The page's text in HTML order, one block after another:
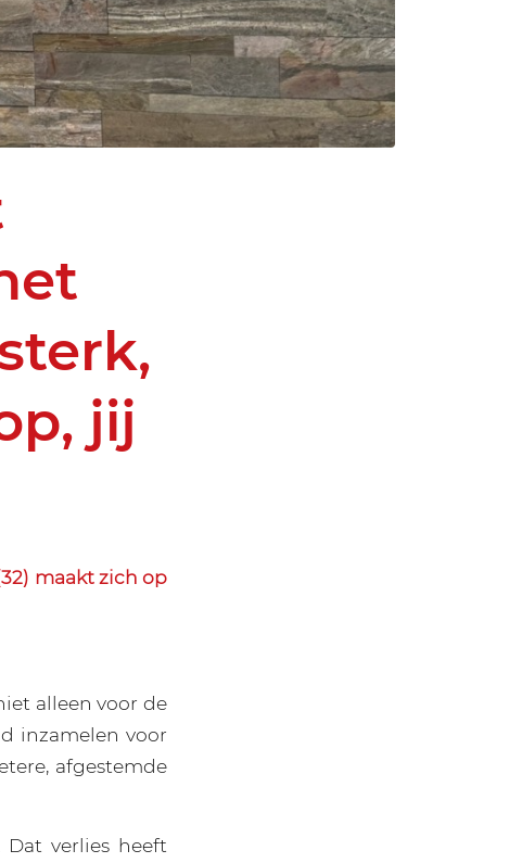
jij
maakt zich op
alleen voor de
inzamelen voor
afgestemde
verlies heeft